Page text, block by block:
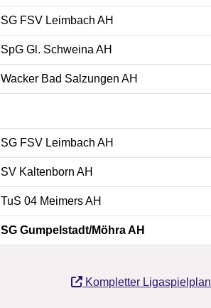
SG FSV Leimbach AH
SpG Gl. Schweina AH
Wacker Bad Salzungen AH
SG FSV Leimbach AH
SV Kaltenborn AH
TuS 04 Meimers AH
SG Gumpelstadt/Möhra AH
Kompletter Ligaspielplan